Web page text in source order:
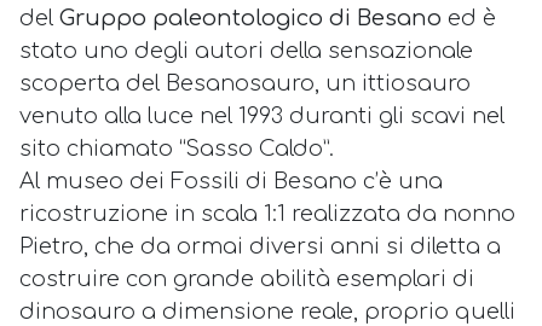
del Gruppo paleontologico di Besano ed è
stato uno degli autori della sensazionale
scoperta del Besanosauro, un ittiosauro
venuto alla luce nel 1993 duranti gli scavi nel
sito chiamato “Sasso Caldo”.
Al museo dei Fossili di Besano c’è una
ricostruzione in scala 1:1 realizzata da nonno
Pietro, che da ormai diversi anni si diletta a
costruire con grande abilità esemplari di
dinosauro a dimensione reale, proprio quelli